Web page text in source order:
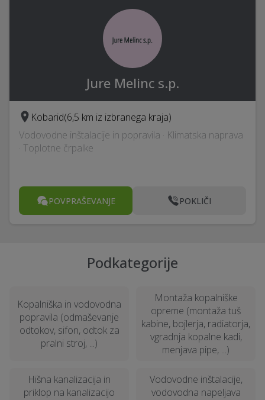
Jure Melinc s.p.
Kobarid(6,5 km iz izbranega kraja)
Vodovodne inštalacije in popravila · Klimatska naprava
· Toplotne črpalke
POVPRAŠEVANJE POKLIČI
Podkategorije
Kopalniška in vodovodna
popravila (odmaševanje
odtokov, sifon, odtok za
pralni stroj, ...)
Montaža kopalniške
opreme (montaža tuš
kabine, bojlerja, radiatorja,
vgradnja kopalne kadi,
menjava pipe, ...)
Hišna kanalizacija in
priklop na kanalizacijo
Vodovodne inštalacije,
vodovodna napeljava